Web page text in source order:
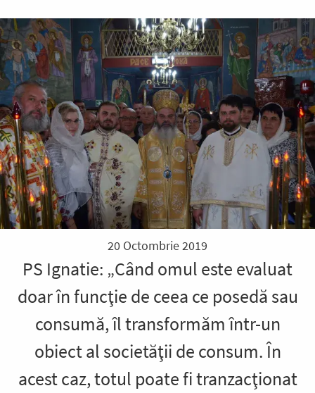
20 Octombrie 2019
PS Ignatie: „Când omul este evaluat
doar în funcţie de ceea ce posedă sau
consumă, îl transformăm într-un
obiect al societăţii de consum. În
acest caz, totul poate fi tranzacţionat